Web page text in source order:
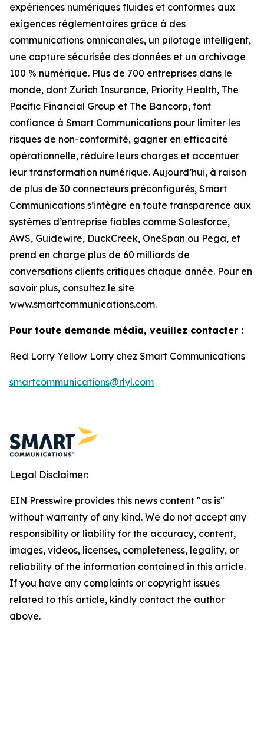
expériences numériques fluides et conformes aux
exigences réglementaires grâce à des
communications omnicanales, un pilotage intelligent,
une capture sécurisée des données et un archivage
100 % numérique. Plus de 700 entreprises dans le
monde, dont Zurich Insurance, Priority Health, The
Pacific Financial Group et The Bancorp, font
confiance à Smart Communications pour limiter les
risques de non-conformité, gagner en efficacité
opérationnelle, réduire leurs charges et accentuer
leur transformation numérique. Aujourd’hui, à raison
de plus de 30 connecteurs préconfigurés, Smart
Communications s’intègre en toute transparence aux
systèmes d’entreprise fiables comme Salesforce,
AWS, Guidewire, DuckCreek, OneSpan ou Pega, et
prend en charge plus de 60 milliards de
conversations clients critiques chaque année. Pour en
savoir plus, consultez le site
www.smartcommunications.com.
Pour toute demande média, veuillez contacter :
Red Lorry Yellow Lorry chez Smart Communications
smartcommunications@rlyl.com
Legal Disclaimer:
EIN Presswire provides this news content "as is"
without warranty of any kind. We do not accept any
responsibility or liability for the accuracy, content,
images, videos, licenses, completeness, legality, or
reliability of the information contained in this article.
If you have any complaints or copyright issues
related to this article, kindly contact the author
above.